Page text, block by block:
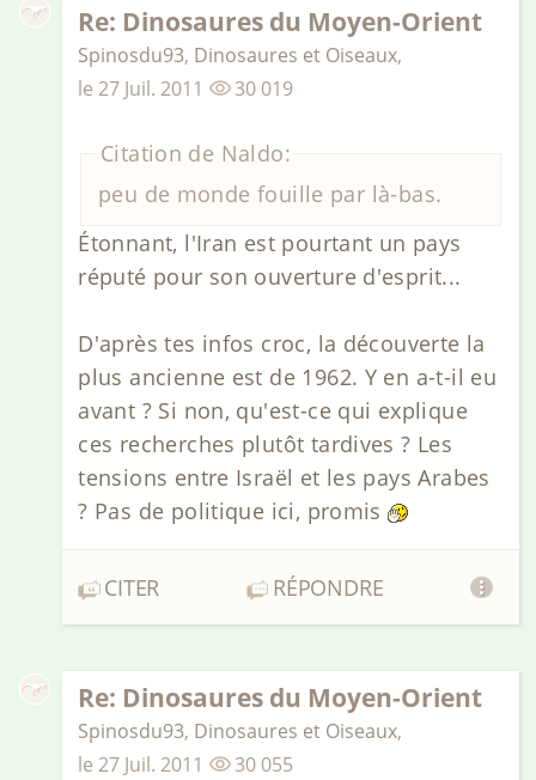
Re: Dinosaures du Moyen-Orient
Spinosdu93, Dinosaures et Oiseaux,
le27 Juil. 2011 30 019
Citation de Naldo:
peu de monde fouille par là-bas.
Étonnant, l'Iran est pourtant un pays
réputé pour son ouverture d'esprit...
D'après tes infos croc, la découverte la
plus ancienne est de 1962. Y en a-t-il eu
avant ? Si non, qu'est-ce qui explique
ces recherches plutôt tardives ? Les
tensions entre Israël et les pays Arabes
? Pas de politique ici, promis
CITER RÉPONDRE
Re: Dinosaures du Moyen-Orient
Spinosdu93, Dinosaures et Oiseaux,
le27 Juil. 2011 30 055